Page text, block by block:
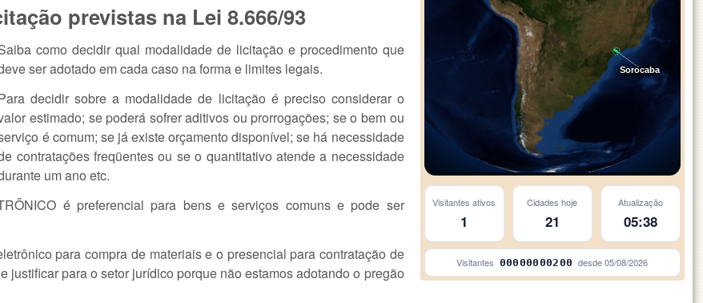
previstas na Lei 8.666/93
como decidir qual modalidade de licitação e procedimento que
ser adotado em cada caso na forma e limites legais.
decidir sobre a modalidade de licitação é preciso considerar o
estimado; se poderá sofrer aditivos ou prorrogações; se o bem ou
é comum; se já existe orçamento disponível; se há necessidade
contratações freqüentes ou se o quantitativo atende a necessidade
um ano etc.
é preferencial para bens e serviços comuns e pode ser
para compra de materiais e o presencial para contratação de
justificar para o setor jurídico porque não estamos adotando o pregão
Sorocaba
Visitantes ativos
1
Cidades hoje
21
Atualização
05:38
Visitantes 00000000200 desde05/08/2026